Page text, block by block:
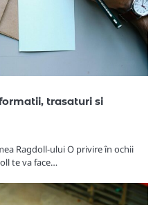
trasaturi si
Ragdoll-ului O privire în ochii
te va face…